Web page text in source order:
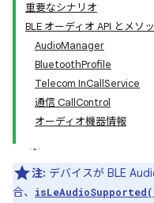
重要なシナリオ
BLE オーディオ API とメソ
AudioManager
BluetoothProfile
Telecom InCallService
通信 CallControl
オーディオ機器情報
注: デバイスが BLE
合、